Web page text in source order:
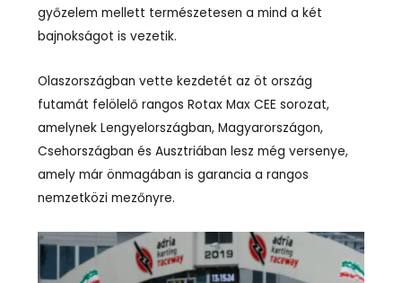
győzelem mellett természetesen a mind a két
bajnokságot is vezetik.
Olaszországban vette kezdetét az öt ország
futamát felölelő rangos Rotax Max CEE sorozat,
amelynek Lengyelországban, Magyarországon,
Csehországban és Ausztriában lesz még versenye,
amely már önmagában is garancia a rangos
nemzetközi mezőnyre.